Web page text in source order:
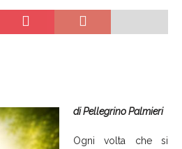
di Pellegrino Palmieri
Ogni volta che si